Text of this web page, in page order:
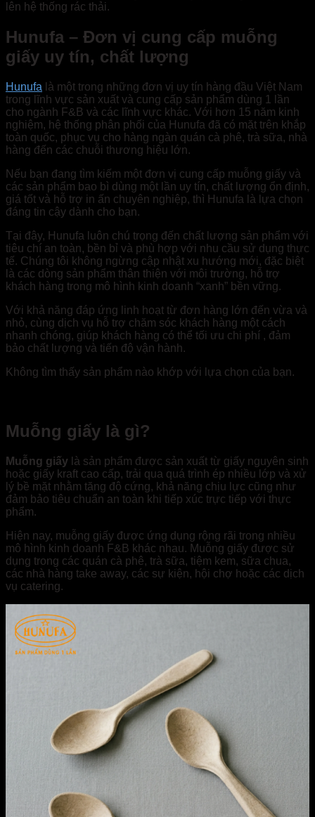
lên hệ thống rác thải.
Hunufa – Đơn vị cung cấp muỗng
giấy uy tín, chất lượng
Hunufa là một trong những đơn vị uy tín hàng đầu Việt Nam
trong lĩnh vực sản xuất và cung cấp sản phẩm dùng 1 lần
cho ngành F&B và các lĩnh vực khác. Với hơn 15 năm kinh
nghiệm, hệ thống phân phối của Hunufa đã có mặt trên khắp
toàn quốc, phục vụ cho hàng ngàn quán cà phê, trà sữa, nhà
hàng đến các chuỗi thương hiệu lớn.
Nếu bạn đang tìm kiếm một đơn vị cung cấp muỗng giấy và
các sản phẩm bao bì dùng một lần uy tín, chất lượng ổn định,
giá tốt và hỗ trợ in ấn chuyên nghiệp, thì Hunufa là lựa chọn
đáng tin cậy dành cho bạn.
Tại đây, Hunufa luôn chú trọng đến chất lượng sản phẩm với
tiêu chí an toàn, bền bỉ và phù hợp với nhu cầu sử dụng thực
tế. Chúng tôi không ngừng cập nhật xu hướng mới, đặc biệt
là các dòng sản phẩm thân thiện với môi trường, hỗ trợ
khách hàng trong mô hình kinh doanh “xanh” bền vững.
Với khả năng đáp ứng linh hoạt từ đơn hàng lớn đến vừa và
nhỏ, cùng dịch vụ hỗ trợ chăm sóc khách hàng một cách
nhanh chóng, giúp khách hàng có thể tối ưu chi phí , đảm
bảo chất lượng và tiến độ vận hành.
Không tìm thấy sản phẩm nào khớp với lựa chọn của bạn.
Muỗng giấy là gì?
Muỗng giấy là sản phẩm được sản xuất từ giấy nguyên sinh
hoặc giấy kraft cao cấp, trải qua quá trình ép nhiều lớp và xử
lý bề mặt nhằm tăng độ cứng, khả năng chịu lực cũng như
đảm bảo tiêu chuẩn an toàn khi tiếp xúc trực tiếp với thực
phẩm.
Hiện nay, muỗng giấy được ứng dụng rộng rãi trong nhiều
mô hình kinh doanh F&B khác nhau. Muỗng giấy được sử
dụng trong các quán cà phê, trà sữa, tiệm kem, sữa chua,
các nhà hàng take away, các sự kiện, hội chợ hoặc các dịch
vụ catering.